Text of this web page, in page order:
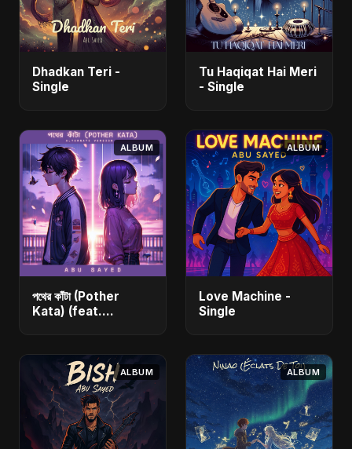
Dhadkan Teri -
Single
Tu Haqiqat Hai Meri
- Single
ALBUM
পথের কাঁটা (Pother
Kata) (feat.
- Single
ALBUM
Love Machine -
Single
ALBUM ALBUM